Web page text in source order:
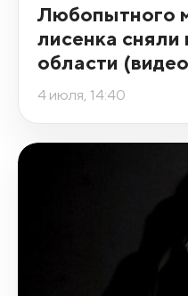
Любопытного
лисенка сняли
области
4 июля, 14:40